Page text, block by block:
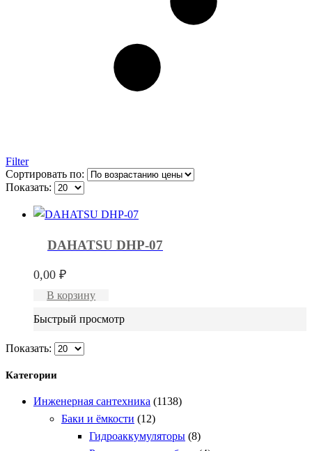
Filter
Сортировать по:
Показать:
DAHATSU DHP-07
0,00₽
В корзину
Быстрый просмотр
Показать:
Категории
Инженерная сантехника (1138)
Баки и ёмкости (12)
Гидроаккумуляторы (8)